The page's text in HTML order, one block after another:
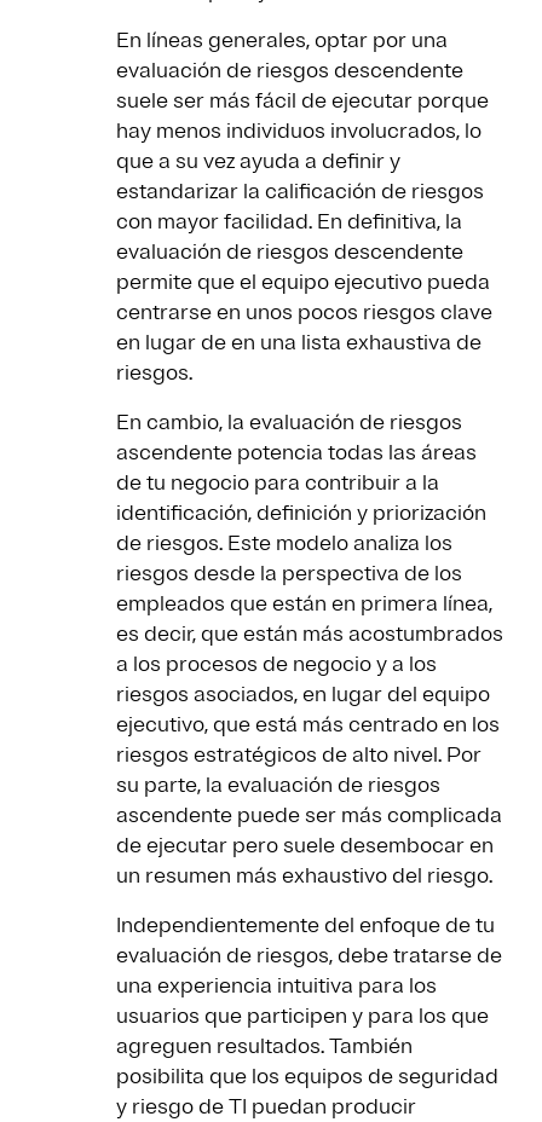
En líneas generales, optar por una
evaluación de riesgos descendente
suele ser más fácil de ejecutar porque
hay menos individuos involucrados, lo
que a su vez ayuda a definir y
estandarizar la calificación de riesgos
con mayor facilidad. En definitiva, la
evaluación de riesgos descendente
permite que el equipo ejecutivo pueda
centrarse en unos pocos riesgos clave
en lugar de en una lista exhaustiva de
riesgos.
En cambio, la evaluación de riesgos
ascendente potencia todas las áreas
de tu negocio para contribuir a la
identificación, definición y priorización
de riesgos. Este modelo analiza los
riesgos desde la perspectiva de los
empleados que están en primera línea,
es decir, que están más acostumbrados
a los procesos de negocio y a los
riesgos asociados, en lugar del equipo
ejecutivo, que está más centrado en los
riesgos estratégicos de alto nivel. Por
su parte, la evaluación de riesgos
ascendente puede ser más complicada
de ejecutar pero suele desembocar en
un resumen más exhaustivo del riesgo.
Independientemente del enfoque de tu
evaluación de riesgos, debe tratarse de
una experiencia intuitiva para los
usuarios que participen y para los que
agreguen resultados. También
posibilita que los equipos de seguridad
y riesgo de TI puedan producir